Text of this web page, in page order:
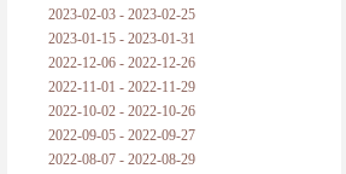
2023-02-03 - 2023-02-25
2023-01-15 - 2023-01-31
2022-12-06 - 2022-12-26
2022-11-01 - 2022-11-29
2022-10-02 - 2022-10-26
2022-09-05 - 2022-09-27
2022-08-07 - 2022-08-29